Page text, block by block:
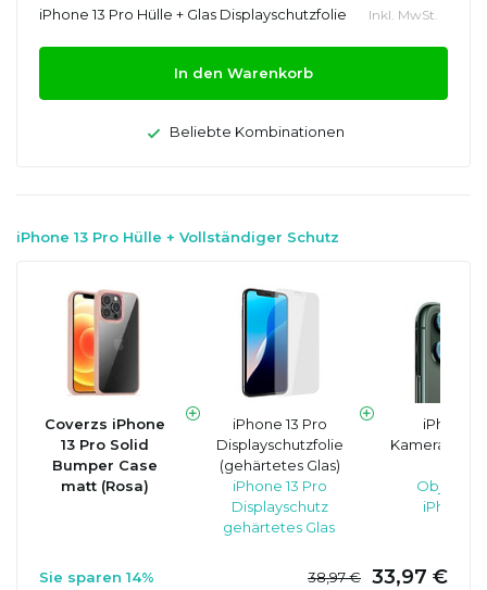
iPhone 13 Pro Hülle + Glas Displayschutzfolie Inkl. MwSt.
In den Warenkorb
Beliebte Kombinationen
iPhone 13 Pro Hülle + Vollständiger Schutz
Coverzs iPhone
13 Pro Solid
Bumper Case
matt (Rosa)
iPhone 13 Pro
Displayschutzfolie
(gehärtetes Glas)
iPhone 13 Pro
Displayschutz
gehärtetes Glas
iPhone
iPhone
Sie sparen 14% 38,97 € 33,97 €